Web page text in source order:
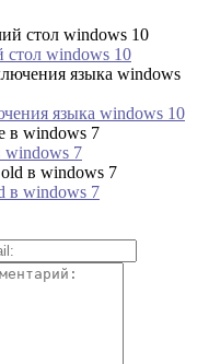
стол windows 10
языка windows 10
windows 7
в windows 7